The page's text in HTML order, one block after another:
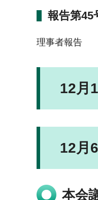
報告第45
理事者報告
12月
12月
本会